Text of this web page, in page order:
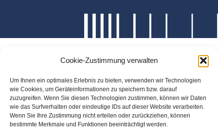
Cookie-Zustimmung verwalten
Um Ihnen ein optimales Erlebnis zu bieten, verwenden wir Technologien
wie Cookies, um Geräteinformationen zu speichern bzw. darauf
zuzugreifen. Wenn Sie diesen Technologien zustimmen, können wir Daten
wie das Surfverhalten oder eindeutige IDs auf dieser Website verarbeiten.
Wenn Sie Ihre Zustimmung nicht erteilen oder zurückziehen, können
bestimmte Merkmale und Funktionen beeinträchtigt werden.